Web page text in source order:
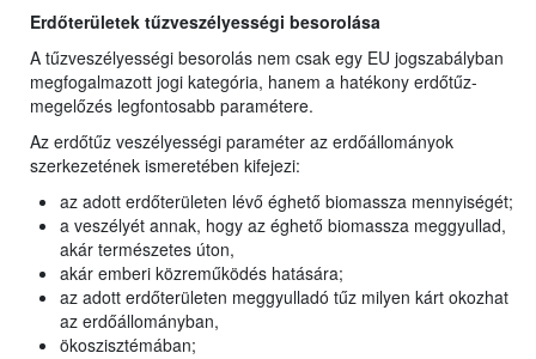
Erdőterületek tűzveszélyességi besorolása
A tűzveszélyességi besorolás nem csak egy EU jogszabályban
megfogalmazott jogi kategória, hanem a hatékony erdőtűz-
megelőzés legfontosabb paramétere.
Az erdőtűz veszélyességi paraméter az erdőállományok
szerkezetének ismeretében kifejezi:
az adott erdőterületen lévő éghető biomassza mennyiségét;
a veszélyét annak, hogy az éghető biomassza meggyullad,
akár természetes úton,
akár emberi közreműködés hatására;
az adott erdőterületen meggyulladó tűz milyen kárt okozhat
az erdőállományban,
ökoszisztémában;